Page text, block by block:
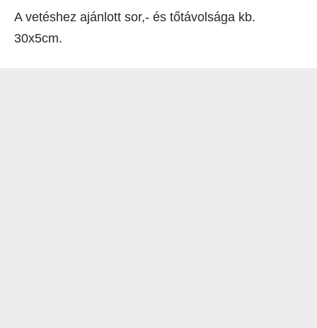
A vetéshez ajánlott sor,- és tőtávolsága kb.
30x5cm.